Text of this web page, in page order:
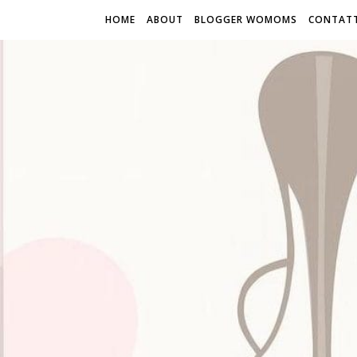
HOME ABOUT BLOGGER WOMOMS